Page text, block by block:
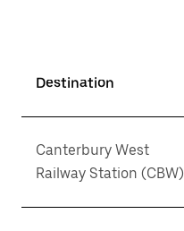
Destination
Canterbury West
Railway Station (CBW)